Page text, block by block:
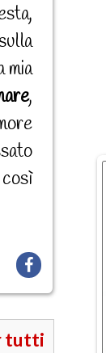
mia
,
tutti